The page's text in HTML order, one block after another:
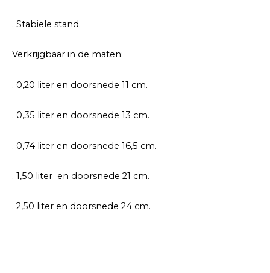
. Stabiele stand.
Verkrijgbaar in de maten:
. 0,20 liter en doorsnede 11 cm.
. 0,35 liter en doorsnede 13 cm.
. 0,74 liter en doorsnede 16,5 cm.
. 1,50 liter en doorsnede 21 cm.
. 2,50 liter en doorsnede 24 cm.